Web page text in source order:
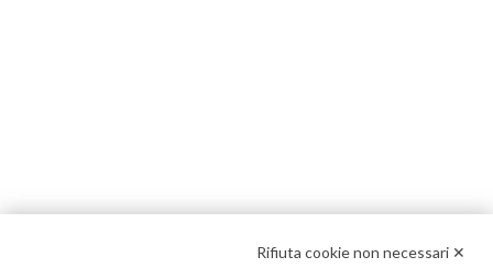
Rifiuta cookie non necessari ✕